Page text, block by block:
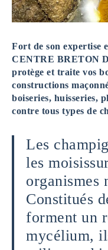
Fort de son expertise
CENTRE BRETON
protège et traite vos
constructions
boiseries, huisseries,
contre tous types de
Les
les
organismes
Constitués
forment un
mycélium,